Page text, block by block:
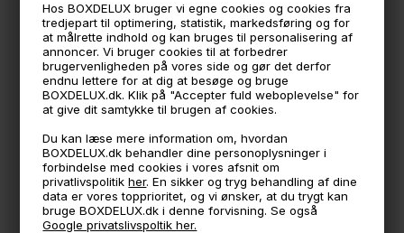
Hos BOXDELUX bruger vi egne cookies og cookies fra
tredjepart til optimering, statistik, markedsføring og for
at målrette indhold og kan bruges til personalisering af
annoncer. Vi bruger cookies til at forbedrer
brugervenligheden på vores side og gør det derfor
endnu lettere for at dig at besøge og bruge
BOXDELUX.dk. Klik på "Accepter fuld weboplevelse" for
at give dit samtykke til brugen af cookies.
Du kan læse mere information om, hvordan
BOXDELUX.dk behandler dine personoplysninger i
forbindelse med cookies i vores afsnit om
privatlivspolitikher. En sikker og tryg behandling af dine
data er vores topprioritet, og vi ønsker, at du trygt kan
bruge BOXDELUX.dk i denne forvisning. Se også
Google privatslivspoltik her.
Smykkeholderen er lavet i metal der er pulverlakeret i en
mat hvid farve.
Produceret i EU
Måler:
15 x 9 cm.
22,5 cm. høj
🕚 Bestil inden 11 & vi sender samme dag på hverdage
🧺 Kan du lægge varen i kurven, er den på lager
🌟 4,9 med over 1200 anmeldelser ★★★★★